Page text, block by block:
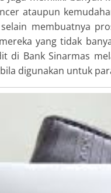
ataupun
membuatnya
yang tidak
di Bank Sinarmas
digunakan untuk